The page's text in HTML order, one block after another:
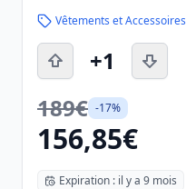
Vêtements et Accessoires
+1
189€ -17%
156,85€
Expiration : il y a 9 mois